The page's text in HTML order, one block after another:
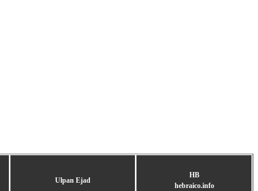
Ulpan Ejad
HB
hebraico.info